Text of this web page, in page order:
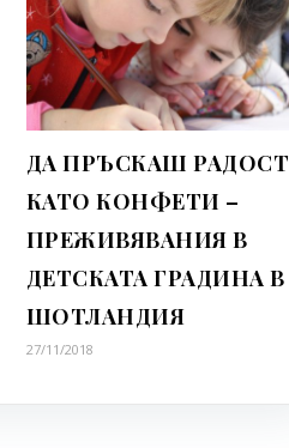
ДА ПРЪСКАШ РАДОСТ
КАТО КОНФЕТИ –
ПРЕЖИВЯВАНИЯ В
ДЕТСКАТА ГРАДИНА В
ШОТЛАНДИЯ
27/11/2018